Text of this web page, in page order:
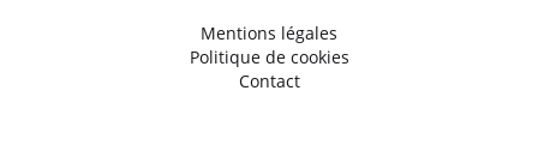
Mentions légales
Politique de cookies
Contact